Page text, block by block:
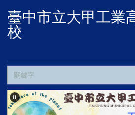
到
主
容
臺中市立大甲工業
校